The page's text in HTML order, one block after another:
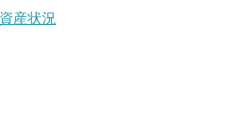
産状況